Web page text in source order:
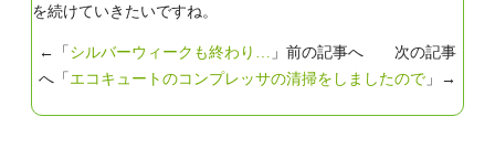
を続けていきたいですね。
←「 シルバーウィークも終わり… 」前の記事へ 次の記事
へ「 エコキュートのコンプレッサの清掃をしましたので 」→